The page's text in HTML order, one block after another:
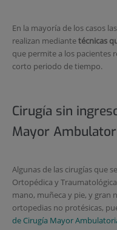
En la mayoría de los casos las
realizan mediantetécnicas
que permite a los pacientes
corto periodo de tiempo.
Cirugía sin
Mayor
Algunas de las cirugías que
Ortopédica y
mano, muñeca y pie, y gran
ortopedias no protésicas,
de Cirugía Mayor